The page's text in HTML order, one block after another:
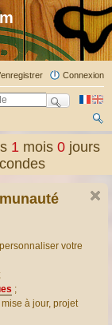
Connexion
er
1 mois0 jours
votre
;
;
à jour, projet